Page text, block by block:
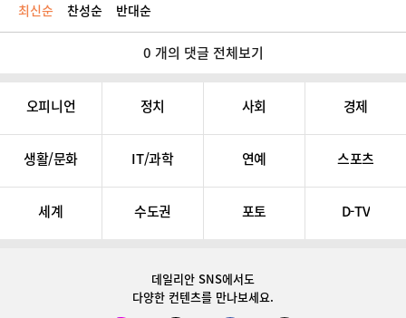
최신순 찬성순 반대순
0 개의 댓글 전체보기
오피니언 정치 사회 경제
생활/문화 IT/과학 연예 스포츠
세계 수도권 포토 D-TV
데일리안 SNS에서도
다양한 컨텐츠를 만나보세요.